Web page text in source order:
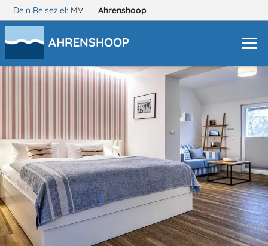
Dein Reiseziel: MV Ahrenshoop
AHRENSHOOP